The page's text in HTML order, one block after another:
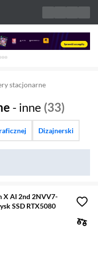
z banerami, aktualny element 1 z
stacjonarne
- inne (33)
Dizajnerski
X AI 2nd 2NVV7-
SSD RTX5080